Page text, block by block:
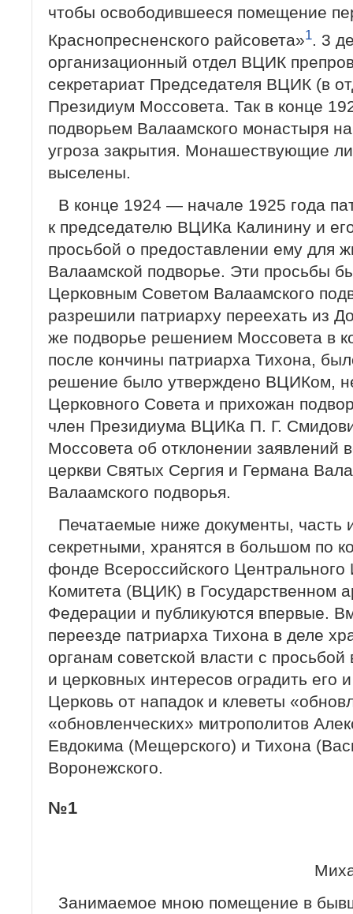
чтобы освободившееся помещение
Краснопресненского райсовета»1. 3
организационный отдел ВЦИК
секретариат Председателя ВЦИК (в
Президиум Моссовета. Так в конце
подворьем Валаамского монастыря
угроза закрытия. Монашествующие
выселены.
В конце 1924 — начале 1925 года
к председателю ВЦИКа Калинину и
просьбой о предоставлении ему для
Валаамской подворье. Эти просьбы
Церковным Советом Валаамского
разрешили патриарху переехать из
же подворье решением Моссовета в
после кончины патриарха Тихона,
решение было утверждено ВЦИКом,
Церковного Совета и прихожан
член Президиума ВЦИКа П. Г.
Моссовета об отклонении заявлений
церкви Святых Сергия и Германа
Валаамского подворья.
Печатаемые ниже документы, часть
секретными, хранятся в большом по
фонде Всероссийского Центрального
Комитета (ВЦИК) в Государственном
Федерации и публикуются впервые.
переезде патриарха Тихона в деле
органам советской власти с
и церковных интересов оградить его
Церковь от нападок и клеветы
«обновленческих» митрополитов
Евдокима (Мещерского) и Тихона
Воронежского.
№1
Занимаемое мною помещение в